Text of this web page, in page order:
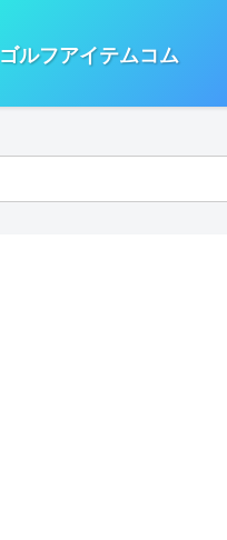
ゴルフアイテムコム